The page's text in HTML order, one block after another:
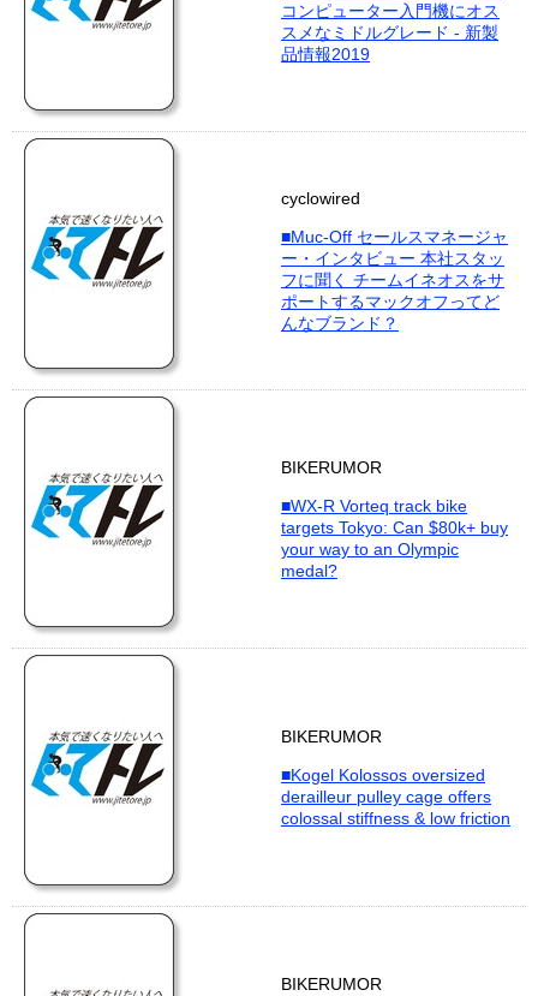
コンピューター入門機にオス
スメなミドルグレード - 新製
品情報2019
cyclowired
■Muc-Off セールスマネージャ
ー・インタビュー 本社スタッ
フに聞く チームイネオスをサ
ポートするマックオフってど
んなブランド？
BIKERUMOR
■WX-R Vorteq track bike
targets Tokyo: Can $80k+ buy
your way to an Olympic
medal?
BIKERUMOR
■Kogel Kolossos oversized
derailleur pulley cage offers
colossal stiffness & low friction
BIKERUMOR